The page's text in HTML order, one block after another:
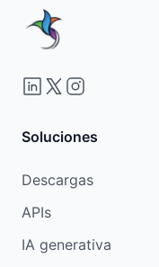
Soluciones
Descargas
APIs
IA generativa